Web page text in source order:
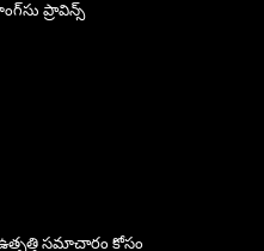
ప్రావిన్స్
సమాచారం కోసం